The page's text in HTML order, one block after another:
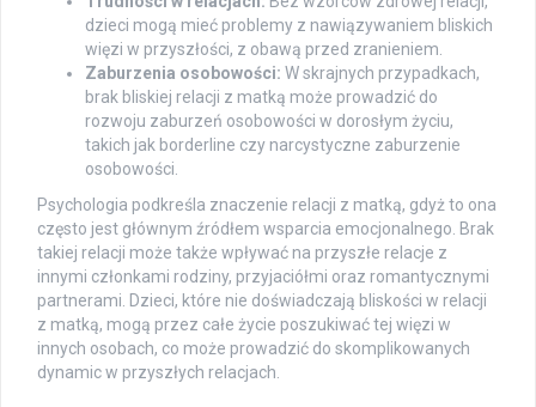
dzieci mogą mieć problemy z nawiązywaniem bliskich
więzi w przyszłości, z obawą przed zranieniem.
Zaburzenia osobowości: W skrajnych przypadkach,
brak bliskiej relacji z matką może prowadzić do
rozwoju zaburzeń osobowości w dorosłym życiu,
takich jak borderline czy narcystyczne zaburzenie
osobowości.
Psychologia podkreśla znaczenie relacji z matką, gdyż to ona
często jest głównym źródłem wsparcia emocjonalnego. Brak
takiej relacji może także wpływać na przyszłe relacje z
innymi członkami rodziny, przyjaciółmi oraz romantycznymi
partnerami. Dzieci, które nie doświadczają bliskości w relacji
z matką, mogą przez całe życie poszukiwać tej więzi w
innych osobach, co może prowadzić do skomplikowanych
dynamic w przyszłych relacjach.